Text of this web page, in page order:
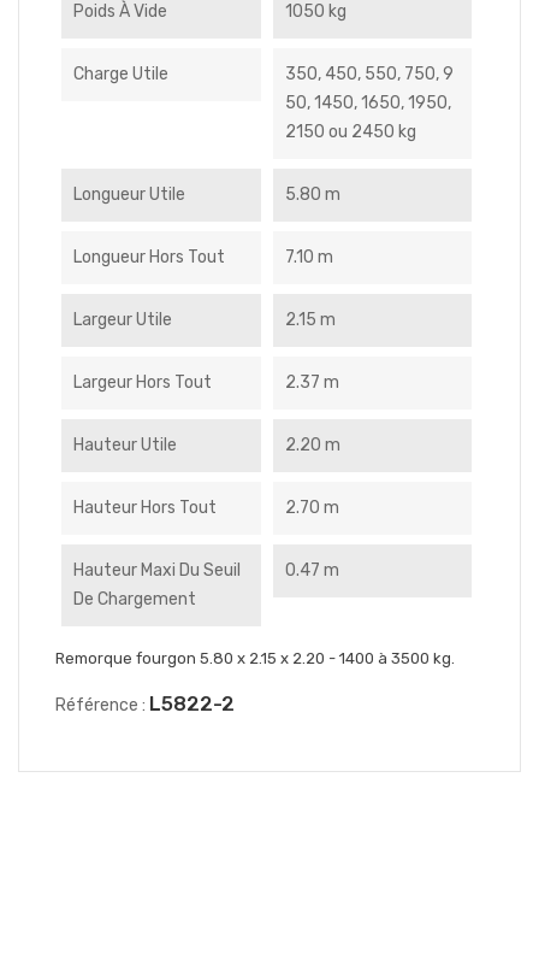
Poids À Vide 1050 kg
Charge Utile
350, 450, 550, 750, 9
50, 1450, 1650, 1950,
2150 ou 2450 kg
Longueur Utile 5.80 m
Longueur Hors Tout 7.10 m
Largeur Utile 2.15 m
Largeur Hors Tout 2.37 m
Hauteur Utile 2.20 m
Hauteur Hors Tout 2.70 m
Hauteur Maxi Du Seuil
De Chargement
0.47 m
Remorque fourgon 5.80 x 2.15 x 2.20 - 1400 à 3500 kg.
Référence : L5822-2